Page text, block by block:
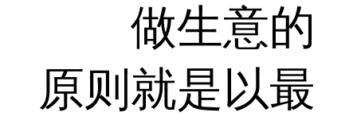
做生意的
原则就是以最